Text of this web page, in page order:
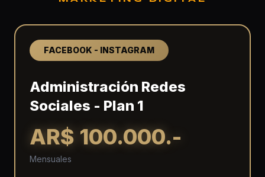
FACEBOOK - INSTAGRAM
Administración Redes
Sociales - Plan 1
AR$ 100.000.-
Mensuales